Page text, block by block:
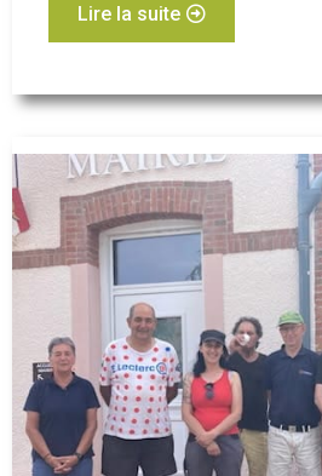
Lire la suite